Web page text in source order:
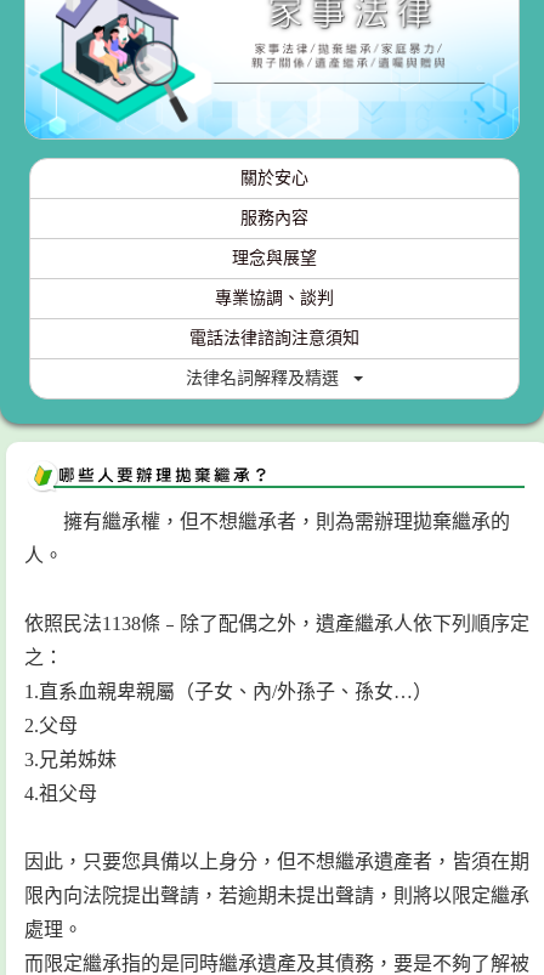
關於安心
服務內容
理念與展望
專業協調、談判
電話法律諮詢注意須知
法律名詞解釋及精選
擁有繼承權，但不想繼承者，則為需辦理拋棄繼承的
人。
依照民法1138條﹣除了配偶之外，遺產繼承人依下列順序定
之：
1.直系血親卑親屬（子女、內/外孫子、孫女…）
2.父母
3.兄弟姊妹
4.祖父母
因此，只要您具備以上身分，但不想繼承遺產者，皆須在期
限內向法院提出聲請，若逾期未提出聲請，則將以限定繼承
處理。
而限定繼承指的是同時繼承遺產及其債務，要是不夠了解被